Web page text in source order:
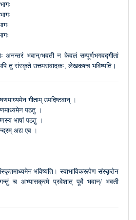
अनन्तरं भवान्/भवती न केवलं सम्पूर्णभगवद्गीतां
तु संस्कृते उत्तमसंवादकः, लेखकश्च भविष्यति।
गीताम् उपदिष्टवान् ।
पठतु ।
भाषां पठतु ।
अद्य एव ।
भविष्यति। स्वाभाविकरूपेण संस्कृतेन
च अभ्यासक्रमे प्रवेशात् पूर्वं भवान्/ भवती